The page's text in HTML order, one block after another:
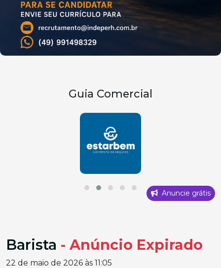
Guia Comercial
Anuncie grátis
Barista - Anúncio Expirado
22 de maio de 2026 às 11:05